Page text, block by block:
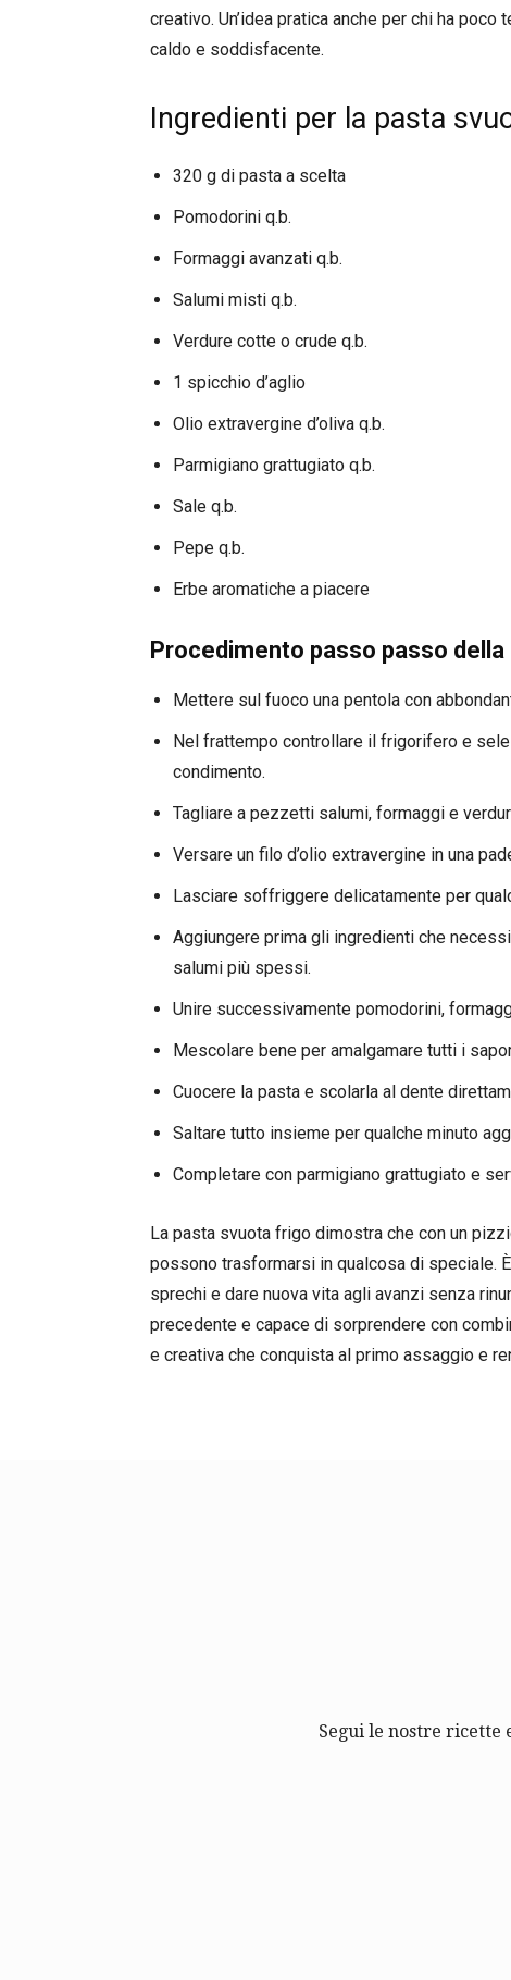
creativo. Un’idea pratica anche per chi ha
caldo e soddisfacente.
Ingredienti per la pasta
320 g di pasta a scelta
Pomodorini q.b.
Formaggi avanzati q.b.
Salumi misti q.b.
Verdure cotte o crude q.b.
1 spicchio d’aglio
Olio extravergine d’oliva q.b.
Parmigiano grattugiato q.b.
Sale q.b.
Pepe q.b.
Erbe aromatiche a piacere
Procedimento passo passo
Mettere sul fuoco una pentola con
Nel frattempo controllare il frigorifero e
condimento.
Tagliare a pezzetti salumi, formaggi e
Versare un filo d’olio extravergine in una
Lasciare soffriggere delicatamente per
Aggiungere prima gli ingredienti che
salumi più spessi.
Unire successivamente pomodorini,
Mescolare bene per amalgamare tutti i
Cuocere la pasta e scolarla al dente
Saltare tutto insieme per qualche minuto
Completare con parmigiano grattugiato e
La pasta svuota frigo dimostra che con un
possono trasformarsi in qualcosa di speciale.
sprechi e dare nuova vita agli avanzi senza
precedente e capace di sorprendere con
e creativa che conquista al primo assaggio e
Segui le nostre